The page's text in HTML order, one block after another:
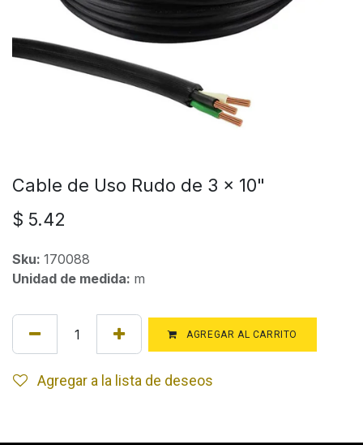
Cable de Uso Rudo de 3 x 10"
$ 5.42
Sku: 170088
Unidad de medida: m
AGREGAR AL CARRITO
Agregar a la lista de deseos